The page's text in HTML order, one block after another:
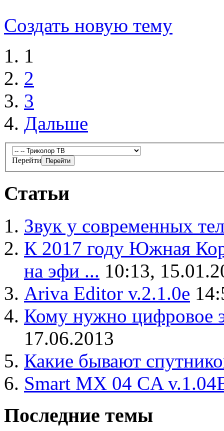
Создать новую тему
1
2
3
Дальше
Перейти
Статьи
Звук у современных
К 2017 году Южная
на эфи ... 10:13,
Ariva Editor v.2.1.0e
Кому нужно цифровое
17.06.2013
Какие бывают
Smart MX 04 CA
Последние темы